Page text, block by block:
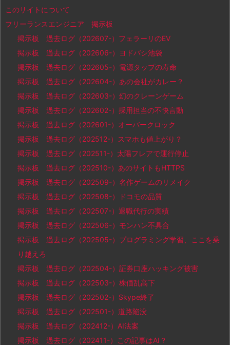
このサイトについて
フリーランスエンジニア 掲示板
掲示板 過去ログ（202607-）フェラーリのEV
掲示板 過去ログ（202606-）ヨドバシ池袋
掲示板 過去ログ（202605-）電源タップの寿命
掲示板 過去ログ（202604-）あの会社がカレー？
掲示板 過去ログ（202603-）幻のクレーンゲーム
掲示板 過去ログ（202602-）採用担当の不快言動
掲示板 過去ログ（202601-）オーバークロック
掲示板 過去ログ（202512-）スマホも値上がり？
掲示板 過去ログ（202511-）太陽フレアで運行停止
掲示板 過去ログ（202510-）あのサイトもHTTPS
掲示板 過去ログ（202509-）名作ゲームのリメイク
掲示板 過去ログ（202508-）ドコモの品質
掲示板 過去ログ（202507-）退職代行の実績
掲示板 過去ログ（202506-）モンハン不具合
掲示板 過去ログ（202505-）プログラミング学習、ここを乗
り越えろ
掲示板 過去ログ（202504-）証券口座ハッキング被害
掲示板 過去ログ（202503-）株価乱高下
掲示板 過去ログ（202502-）Skype終了
掲示板 過去ログ（202501-）道路陥没
掲示板 過去ログ（202412-）AI法案
掲示板 過去ログ（202411-）この記事はAI？